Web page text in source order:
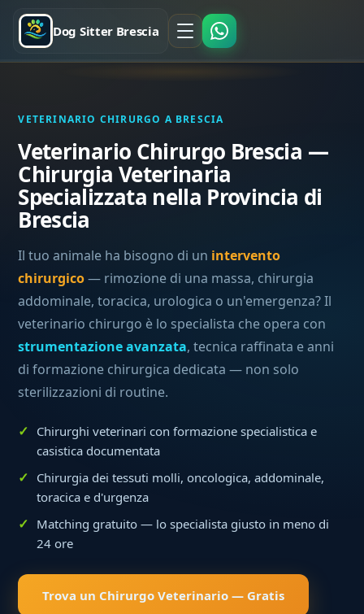
Dog Sitter Brescia
VETERINARIO CHIRURGO A BRESCIA
Veterinario Chirurgo Brescia —
Chirurgia Veterinaria
Specializzata nella Provincia di
Brescia
Il tuo animale ha bisogno di un intervento
chirurgico— rimozione di una massa, chirurgia
addominale, toracica, urologica o un'emergenza? Il
veterinario chirurgo è lo specialista che opera con
strumentazione avanzata, tecnica raffinata e anni
di formazione chirurgica dedicata — non solo
sterilizzazioni di routine.
Chirurghi veterinari con formazione specialistica e
casistica documentata
Chirurgia dei tessuti molli, oncologica, addominale,
toracica e d'urgenza
Matching gratuito — lo specialista giusto in meno di
24 ore
Trova un Chirurgo Veterinario — Gratis